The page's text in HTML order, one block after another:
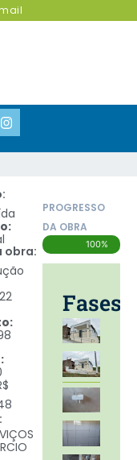
obra:
PROGRESSO
DA OBRA
100%
Fases